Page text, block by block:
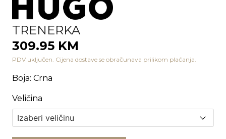
TRENERKA
309.95 KM
PDV uključen. Cijena dostave se obračunava prilikom plaćanja.
Boja: Crna
Veličina